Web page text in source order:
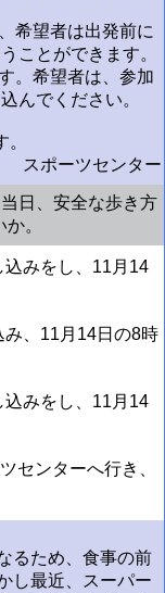
希望者は出発前に
ことができます。
。希望者は、参加
んでください。
スポーツセンター
日、安全な歩き方
。
込みをし、11月14
、11月14日の8時
みをし、11月14
センターへ行き、
るため、食事の前
し最近、スーパー